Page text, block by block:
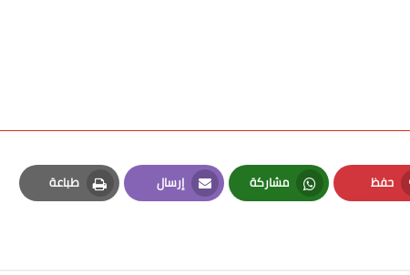
حفظ
Pinterest
مشاركة
Whatsapp
إرسال
Email
طباعة
Print